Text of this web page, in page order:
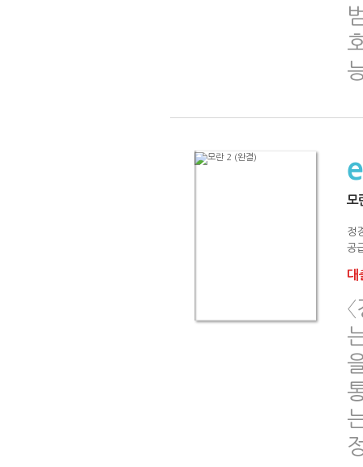
모
정
공
대